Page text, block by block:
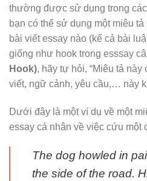
thường được sử dụng trong
bạn có thể sử dụng một miêu
bài viết essay nào (kể cả bài
giống như hook trong esssay
Hook), hãy tự hỏi, “Miêu tả
viết, ngữ cảnh, yêu cầu,… này
Dưới đây là một ví dụ về một
essay cá nhân về việc cứu một
The dog howled in
the side of the road.